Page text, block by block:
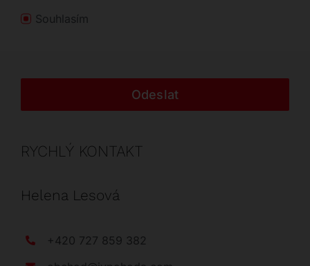
Souhlasím
Odeslat
RYCHLÝ KONTAKT
Helena Lesová
+420 727 859 382